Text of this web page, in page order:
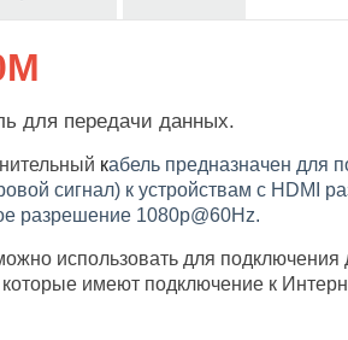
для передачи данных.
кабель предназначен для
сигнал) к устройствам c HDMI
разрешение 1080p@60Hz.
использовать для подключения
имеют подключение к